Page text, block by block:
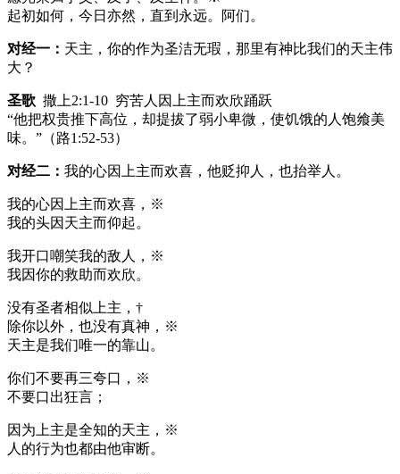
起初如何，今日亦然，直到永远。阿们。
对经一： 天主，你的作为圣洁无瑕，那里有神比我们的天主伟
大？
圣歌 撒上2:1-10 穷苦人因上主而欢欣踊跃
“他把权贵推下高位，却提拔了弱小卑微，使饥饿的人饱飨美
味。”（路1:52-53）
对经二： 我的心因上主而欢喜，他贬抑人，也抬举人。
我的心因上主而欢喜，※
我的头因天主而仰起。
我开口嘲笑我的敌人，※
我因你的救助而欢欣。
没有圣者相似上主，†
除你以外，也没有真神，※
天主是我们唯一的靠山。
你们不要再三夸口，※
不要口出狂言；
因为上主是全知的天主，※
人的行为也都由他审断。